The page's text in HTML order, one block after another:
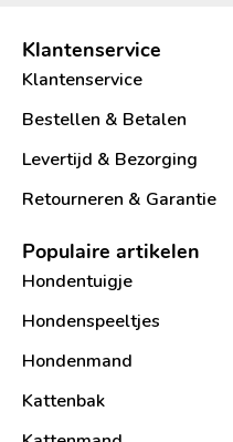
Klantenservice
Klantenservice
Bestellen & Betalen
Levertijd & Bezorging
Retourneren & Garantie
Populaire artikelen
Hondentuigje
Hondenspeeltjes
Hondenmand
Kattenbak